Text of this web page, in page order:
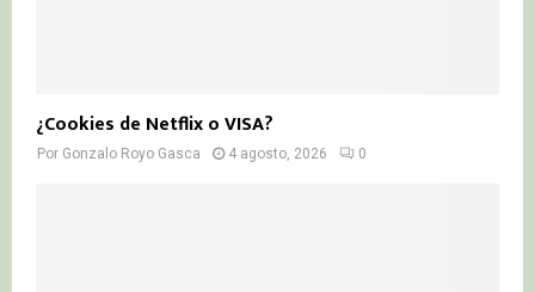
¿Cookies de Netflix o VISA?
Por Gonzalo Royo Gasca 4 agosto, 2026 0